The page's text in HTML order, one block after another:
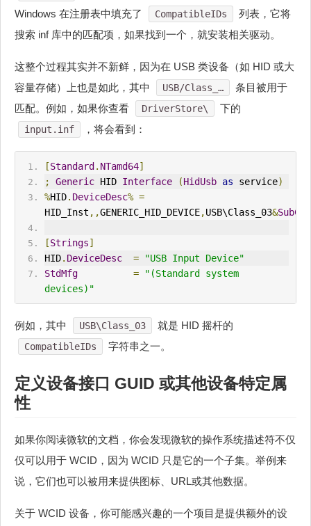
Windows 在注册表中填充了
CompatibleIDs
列表，它将
搜索 inf 库中的匹配项，如果找到一个，就安装相关驱动。
这整个过程其实并不新鲜，因为在 USB 类设备（如 HID 或大
容量存储）上也是如此，其中
USB/Class_…
条目被用于
匹配。例如，如果你查看
DriverStore\ 下的
input.inf ，将会看到：
[Standard . NTamd64]
;
Generic HID Interface (HidUsb as service)
%HID. DeviceDesc% =
HID_Inst ,,GENERIC_HID_DEVICE,USB\Class_03&
[Strings]
HID. DeviceDesc =
"USB Input Device"
StdMfg
=
"(Standard system
devices)"
例如，其中 USB\Class_03 就是 HID 摇杆的
CompatibleIDs 字符串之一。
定义设备接口 GUID 或其他设备特定属
性
如果你阅读微软的文档，你会发现微软的操作系统描述符不仅
仅可以用于 WCID，因为 WCID 只是它的一个子集。举例来
说，它们也可以被用来提供图标、URL或其他数据。
关于 WCID 设备，你可能感兴趣的一个项目是提供额外的设